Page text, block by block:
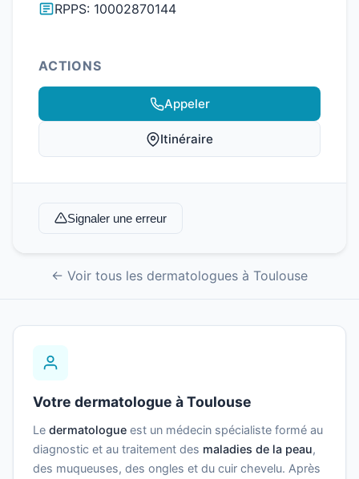
RPPS: 10002870144
ACTIONS
Appeler
Itinéraire
Signaler une erreur
← Voir tous les dermatologues à Toulouse
Votre dermatologue à Toulouse
Le dermatologue est un médecin spécialiste formé au
diagnostic et au traitement des maladies de la peau,
des muqueuses, des ongles et du cuir chevelu. Après